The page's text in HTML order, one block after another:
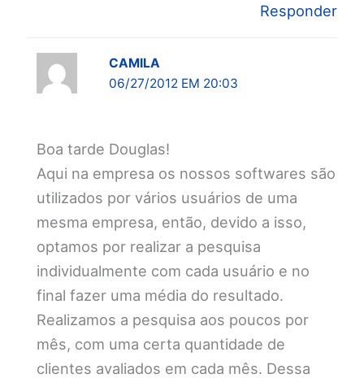
Responder
CAMILA
06/27/2012 EM 20:03
Boa tarde Douglas!
Aqui na empresa os nossos softwares são
utilizados por vários usuários de uma
mesma empresa, então, devido a isso,
optamos por realizar a pesquisa
individualmente com cada usuário e no
final fazer uma média do resultado.
Realizamos a pesquisa aos poucos por
mês, com uma certa quantidade de
clientes avaliados em cada mês. Dessa